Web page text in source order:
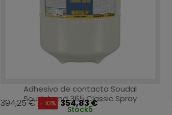
Adhesivo de contacto Soudal
Soudabond 365 Classic Spray
394,25 € - 10% 354,83 €
Stock5